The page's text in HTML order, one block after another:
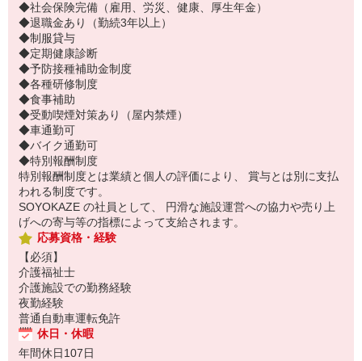
◆社会保険完備（雇用、労災、健康、厚生年金）
◆退職金あり（勤続3年以上）
◆制服貸与
◆定期健康診断
◆予防接種補助金制度
◆各種研修制度
◆食事補助
◆受動喫煙対策あり（屋内禁煙）
◆車通勤可
◆バイク通勤可
◆特別報酬制度
特別報酬制度とは業績と個人の評価により、 賞与とは別に支払
われる制度です。
SOYOKAZE の社員として、 円滑な施設運営への協力や売り上
げへの寄与等の指標によって支給されます。
応募資格・経験
【必須】
介護福祉士
介護施設での勤務経験
夜勤経験
普通自動車運転免許
休日・休暇
年間休日107日